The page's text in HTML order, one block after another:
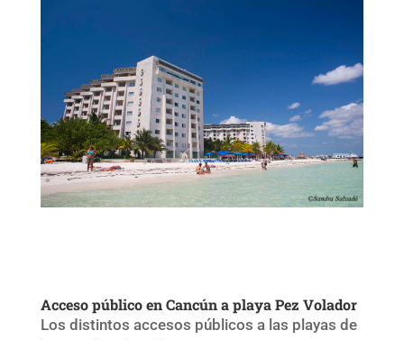
Acceso público en Cancún a playa Pez Volador
Los distintos accesos públicos a las playas de